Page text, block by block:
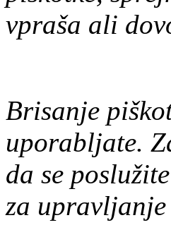
vpraša ali
Brisanje
uporabljate.
da se
za